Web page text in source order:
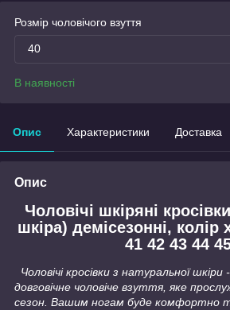
Розмір чоловічого взуття
40
В наявності
Опис Характеристики Доставка
Опис
Чоловічі шкіряні
шкіра) демісезонні, колір
41 42 43 44
Чоловічі кросівки з натуральної
довговічне чоловіче взуття, яке
сезон. Вашим ногам буде комфортно